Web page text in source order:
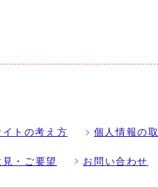
イトの考え方 個人情報の
・ご要望 お問い合わせ